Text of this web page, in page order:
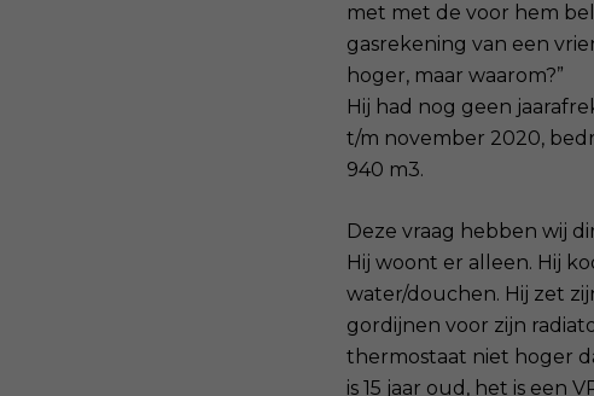
met met de voor hem
gasrekening van een
hoger, maar waarom?”
Hij had nog geen
t/m november 2020,
940 m3.
Deze vraag hebben wij
Hij woont er alleen. Hij
water/douchen. Hij zet
gordijnen voor zijn
thermostaat niet hoger
is 15 jaar oud, het is een